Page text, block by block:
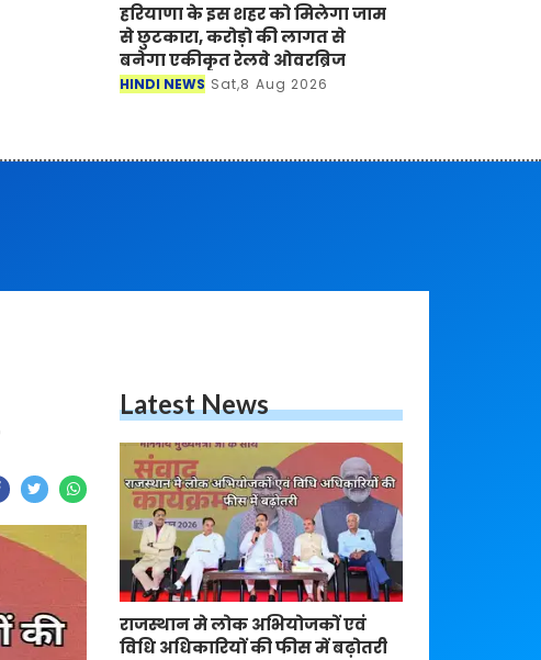
हरियाणा के इस शहर को मिलेगा जाम
से छुटकारा, करोड़ो की लागत से
बनेगा एकीकृत रेलवे ओवरब्रिज
HINDI NEWS Sat,8 Aug 2026
Latest News
राजस्थान मे लोक अभियोजकों एवं
विधि अधिकारियों की फीस में बढ़ोतरी